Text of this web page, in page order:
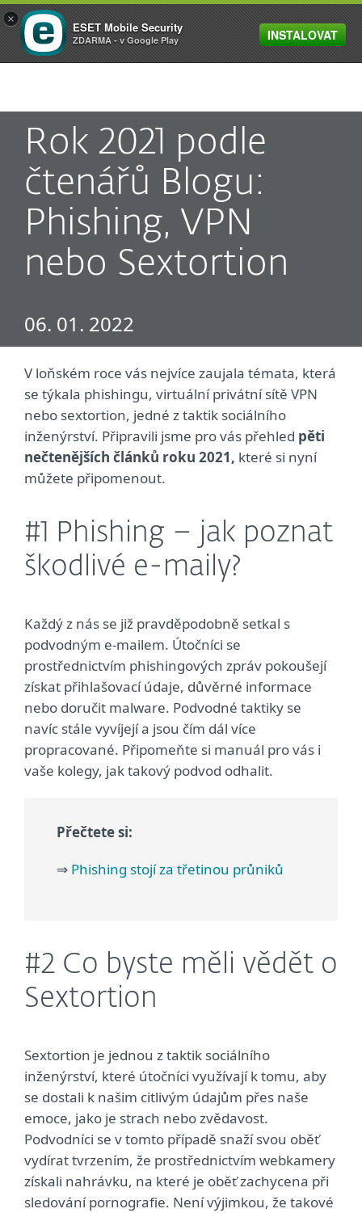
MENU
Rok 2021 podle
čtenářů Blogu:
Phishing, VPN
nebo Sextortion
06. 01. 2022
V loňském roce vás nejvíce zaujala témata, která
se týkala phishingu, virtuální privátní sítě VPN
nebo sextortion, jedné z taktik sociálního
inženýrství. Připravili jsme pro vás přehled pěti
nečtenějších článků roku 2021, které si nyní
můžete připomenout.
#1 Phishing – jak poznat
škodlivé e-maily?
Každý z nás se již pravděpodobně setkal s
podvodným e-mailem. Útočníci se
prostřednictvím phishingových zpráv pokoušejí
získat přihlašovací údaje, důvěrné informace
nebo doručit malware. Podvodné taktiky se
navíc stále vyvíjejí a jsou čím dál více
propracované. Připomeňte si manuál pro vás i
vaše kolegy, jak takový podvod odhalit.
Přečtete si:
⇒ Phishing stojí za třetinou průniků
#2 Co byste měli vědět o
Sextortion
Sextortion je jednou z taktik sociálního
inženýrství, které útočníci využívají k tomu, aby
se dostali k našim citlivým údajům přes naše
emoce, jako je strach nebo zvědavost.
Podvodníci se v tomto případě snaží svou oběť
vydírat tvrzením, že prostřednictvím webkamery
získali nahrávku, na které je oběť zachycena při
sledování pornografie. Není výjimkou, že takové
×
ESET Mobile Security
ZDARMA - v Google Play INSTALOVAT